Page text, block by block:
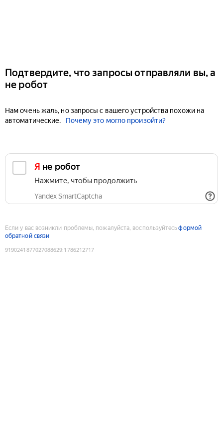
Подтвердите, что запросы отправляли вы, а
не робот
Нам очень жаль, но запросы с вашего устройства похожи на
автоматические.
Почему это могло произойти?
Я не робот
Нажмите, чтобы продолжить
Yandex SmartCaptcha
Если у вас возникли проблемы, пожалуйста, воспользуйтесьформой
обратной связи
9190241877027088629:1786212717